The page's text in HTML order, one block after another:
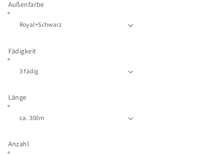
Außenfarbe
Fädigkeit
Länge
Anzahl